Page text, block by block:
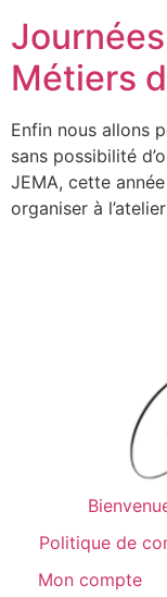
Métiers
Enfin nous allons
sans possibilité
JEMA, cette
organiser à
Politique de
Mon compte